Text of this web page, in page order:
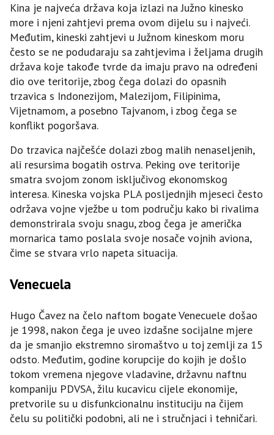
Kina je najveća država koja izlazi na Južno kinesko
more i njeni zahtjevi prema ovom dijelu su i najveći.
Međutim, kineski zahtjevi u Južnom kineskom moru
često se ne podudaraju sa zahtjevima i željama drugih
država koje takođe tvrde da imaju pravo na određeni
dio ove teritorije, zbog čega dolazi do opasnih
trzavica s Indonezijom, Malezijom, Filipinima,
Vijetnamom, a posebno Tajvanom, i zbog čega se
konflikt pogoršava.
Do trzavica najčešće dolazi zbog malih nenaseljenih,
ali resursima bogatih ostrva. Peking ove teritorije
smatra svojom zonom isključivog ekonomskog
interesa. Kineska vojska PLA posljednjih mjeseci često
održava vojne vježbe u tom području kako bi rivalima
demonstrirala svoju snagu, zbog čega je američka
mornarica tamo poslala svoje nosače vojnih aviona,
čime se stvara vrlo napeta situacija.
Venecuela
Hugo Čavez na čelo naftom bogate Venecuele došao
je 1998, nakon čega je uveo izdašne socijalne mjere
da je smanjio ekstremno siromaštvo u toj zemlji za 15
odsto. Međutim, godine korupcije do kojih je došlo
tokom vremena njegove vladavine, državnu naftnu
kompaniju PDVSA, žilu kucavicu cijele ekonomije,
pretvorile su u disfunkcionalnu instituciju na čijem
čelu su politički podobni, ali ne i stručnjaci i tehničari.